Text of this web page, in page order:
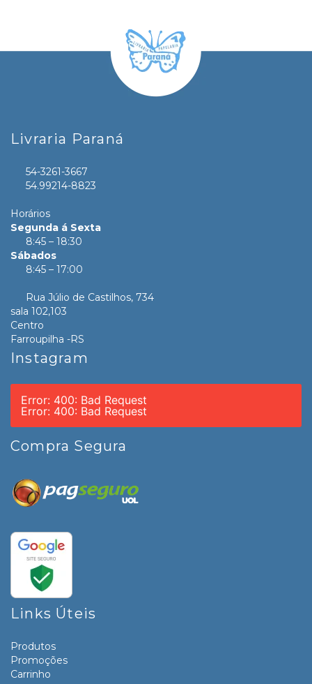
Livraria Paraná
54-3261-3667
54.99214-8823
Horários
Segunda á Sexta
8:45 – 18:30
Sábados
8:45 – 17:00
Rua Júlio de Castilhos, 734
sala 102,103
Centro
Farroupilha -RS
Instagram
Error: 400: Bad Request
Error: 400: Bad Request
Compra Segura
Links Úteis
Produtos
Promoções
Carrinho